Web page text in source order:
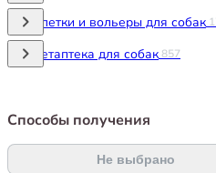
Клетки и вольеры для собак
Ветаптека для собак 857
Способы получения
Не выбрано